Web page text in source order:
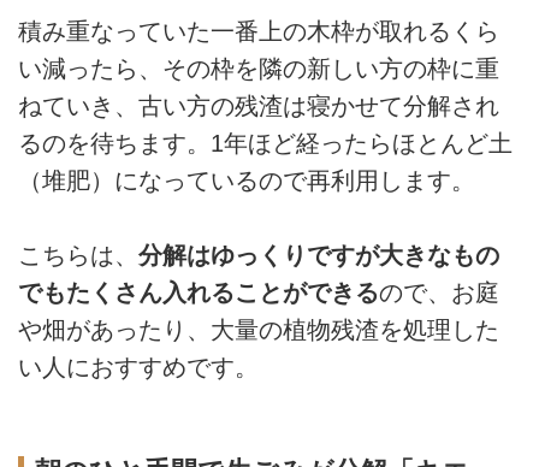
積み重なっていた一番上の木枠が取れるくら
い減ったら、その枠を隣の新しい方の枠に重
ねていき、古い方の残渣は寝かせて分解され
るのを待ちます。1年ほど経ったらほとんど土
（堆肥）になっているので再利用します。
こちらは、 分解はゆっくりですが大きなもの
でもたくさん入れることができるので、お庭
や畑があったり、大量の植物残渣を処理した
い人におすすめです。